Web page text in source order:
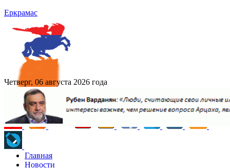
Еркрамас
Четверг, 06 августа 2026 года
Главная
Новости